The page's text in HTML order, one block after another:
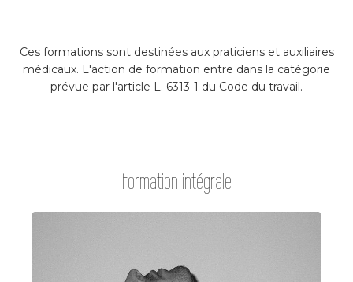
Ces formations sont destinées aux praticiens et auxiliaires
médicaux. L'action de formation entre dans la catégorie
prévue par l'article L. 6313-1 du Code du travail.
Formation intégrale